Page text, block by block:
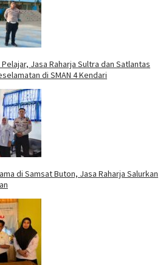
Jasa Raharja Sultra dan Satlantas
di SMAN 4 Kendari
di Samsat Buton, Jasa Raharja Salurkan